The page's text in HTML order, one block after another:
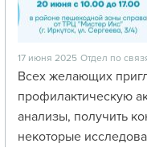
17 июня 2025 Отдел по
Всех желающих
профилактическую
анализы, получить
некоторые